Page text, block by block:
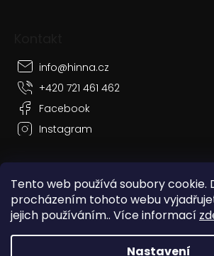
Tento web používá soubory cookie.
procházením tohoto webu
jejich používáním.. Více informací
Nastavení
info@hinna.cz
+420 721 461 462
Facebook
Instagram
Vytvořil Shoptet
. Všechna práva